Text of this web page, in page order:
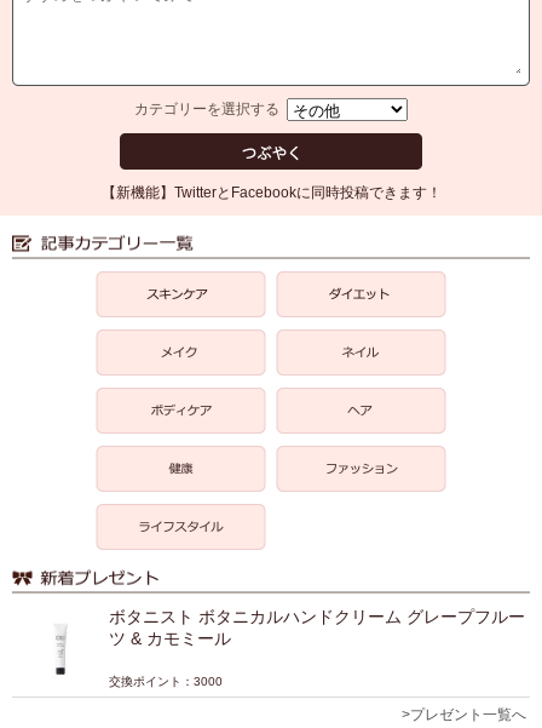
カテゴリーを選択する
【新機能】TwitterとFacebookに同時投稿できます！
ボタニスト ボタニカルハンドクリーム グレープフルー
ツ & カモミール
交換ポイント：3000
>プレゼント一覧へ